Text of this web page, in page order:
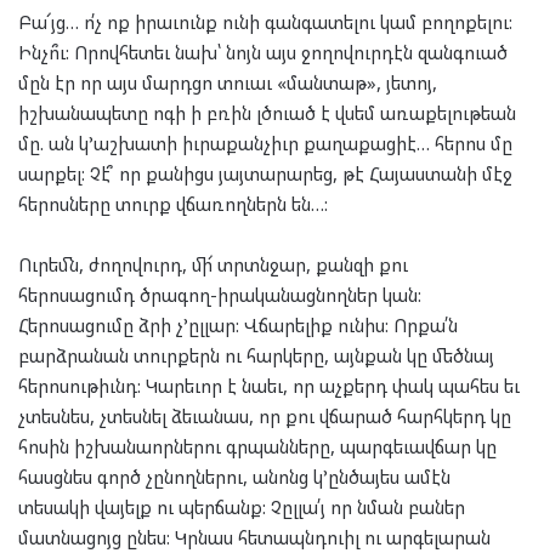
Բա՜յց… ո՛չ ոք իրաւունք ունի գանգատելու կամ բողոքելու:
Ինչո՞ւ: Որովհետեւ նախ՝ նոյն այս ջողովուրդէն զանգուած
մըն էր որ այս մարդցո տուաւ «մանտաթ», յետոյ,
իշխանապետը ոգի ի բռին լծուած է վսեմ առաքելութեան
մը. ան կ’աշխատի իւրաքանչիւր քաղաքացիէ… հերոս մը
սարքել: Չէ՞ որ քանիցս յայտարարեց, թէ Հայաստանի մէջ
հերոսները տուրք վճառողներն են…:
Ուրեմն, ժողովուրդ, մի՜ տրտնջար, քանզի քու
հերոսացումդ ծրագող-իրականացնողներ կան:
Հերոսացումը ձրի չ’ըլլար: Վճարելիք ունիս: Որքա՛ն
բարձրանան տուրքերն ու հարկերը, այնքան կը մեծնայ
հերոսութիւնդ: Կարեւոր է նաեւ, որ աչքերդ փակ պահես եւ
չտեսնես, չտեսնել ձեւանաս, որ քու վճարած հարհկերդ կը
հոսին իշխանաորներու գրպանները, պարգեւավճար կը
հասցնես գործ չընողներու, անոնց կ’ընծայես ամէն
տեսակի վայելք ու պերճանք: Չըլլա՛յ որ նման բաներ
մատնացոյց ընես: Կրնաս հետապնդուիլ ու արգելարան